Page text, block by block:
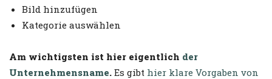
Bild hinzufügen
Kategorie auswählen
Am wichtigsten ist hier eigentlich der
Unternehmensname. Es gibt hier klare Vorgaben von